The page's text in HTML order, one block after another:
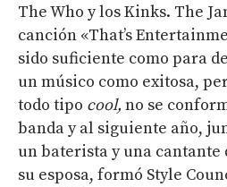
The Who y losKinks. The
canción «That’s
sido suficiente como para
un músico como exitosa,
todo tipo cool, no se
banda y al siguiente año,
un baterista y una
su esposa, formó Style